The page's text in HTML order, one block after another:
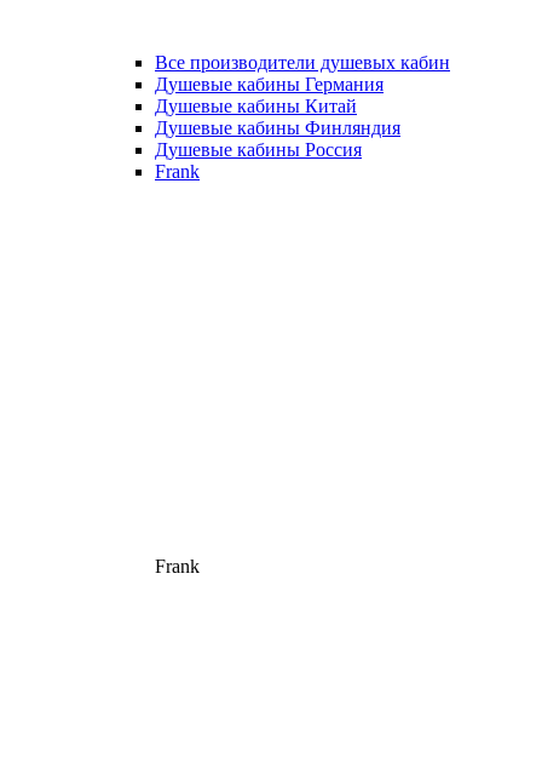
Все производители душевых кабин
Душевые кабины Германия
Душевые кабины Китай
Душевые кабины Финляндия
Душевые кабины Россия
Frank
Frank